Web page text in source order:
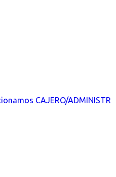
CAJERO/ADMINISTR